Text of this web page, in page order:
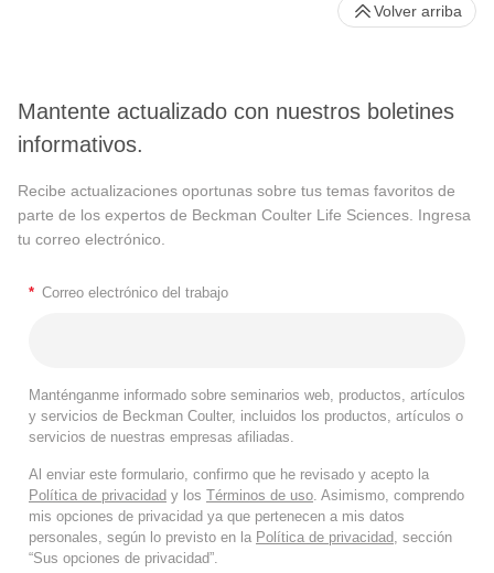
Mantente actualizado con nuestros boletines
informativos.
Recibe actualizaciones oportunas sobre tus temas favoritos de
parte de los expertos de Beckman Coulter Life Sciences. Ingresa
tu correo electrónico.
* Correo electrónico del trabajo
Manténganme informado sobre seminarios web, productos, artículos
y servicios de Beckman Coulter, incluidos los productos, artículos o
servicios de nuestras empresas afiliadas.
Al enviar este formulario, confirmo que he revisado y acepto la
Política de privacidad y los Términos de uso. Asimismo, comprendo
mis opciones de privacidad ya que pertenecen a mis datos
personales, según lo previsto en la Política de privacidad, sección
“Sus opciones de privacidad”.
Volver arriba